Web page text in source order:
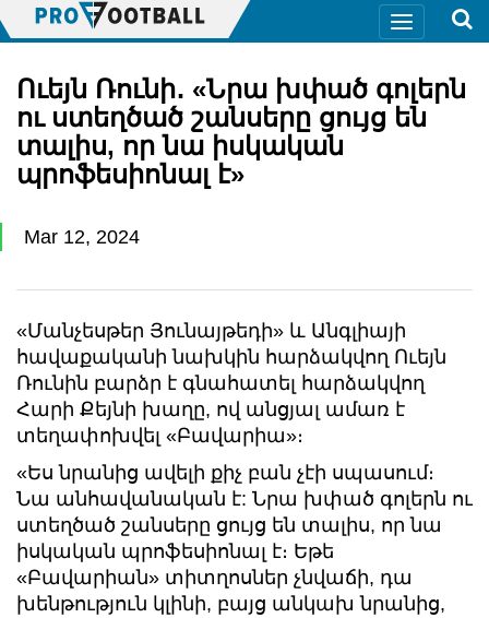
Ուեյն Ռունի․ «Նրա խփած գոլերն
ու ստեղծած շանսերը ցույց են
տալիս, որ նա իսկական
պրոֆեսիոնալ է»
Mar 12, 2024
«Մանչեսթեր Յունայթեդի» և Անգլիայի
հավաքականի նախկին հարձակվող Ուեյն
Ռունին բարձր է գնահատել հարձակվող
Հարի Քեյնի խաղը, ով անցյալ ամառ է
տեղափոխվել «Բավարիա»։
«Ես նրանից ավելի քիչ բան չէի սպասում։
Նա անհավանական է: Նրա խփած գոլերն ու
ստեղծած շանսերը ցույց են տալիս, որ նա
իսկական պրոֆեսիոնալ է։ Եթե ​​
«Բավարիան» տիտղոսներ չնվաճի, դա
խենթություն կլինի, բայց անկախ նրանից,